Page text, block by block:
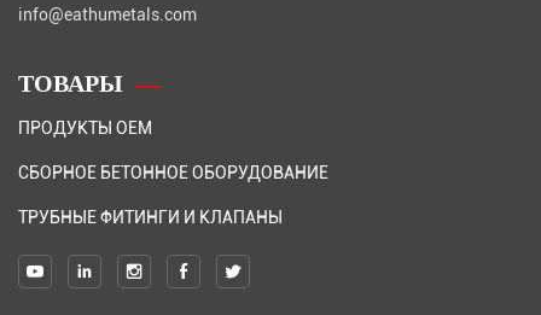
info@eathumetals.com
ТОВАРЫ
ПРОДУКТЫ OEM
СБОРНОЕ БЕТОННОЕ ОБОРУДОВАНИЕ
ТРУБНЫЕ ФИТИНГИ И КЛАПАНЫ